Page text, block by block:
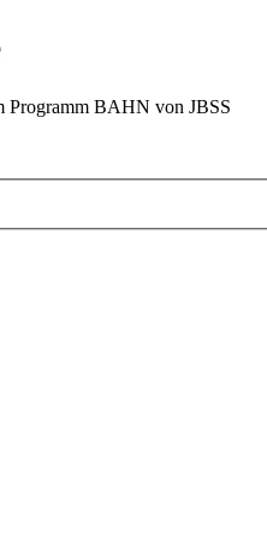
Programm BAHN von JBSS